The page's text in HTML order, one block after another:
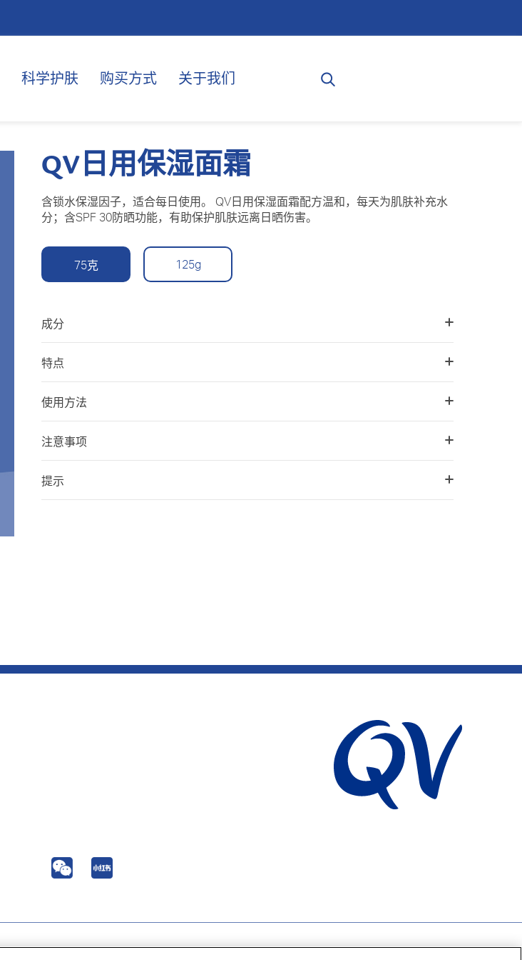
科学护肤 购买方式 关于我们
QV日用保湿面霜
含锁水保湿因子，适合每日使用。 QV日用保湿面霜配方温和，每天为肌肤补充水
分；含SPF 30防晒功能，有助保护肌肤远离日晒伤害。
75克 125g
成分
特点
使用方法
注意事项
提示